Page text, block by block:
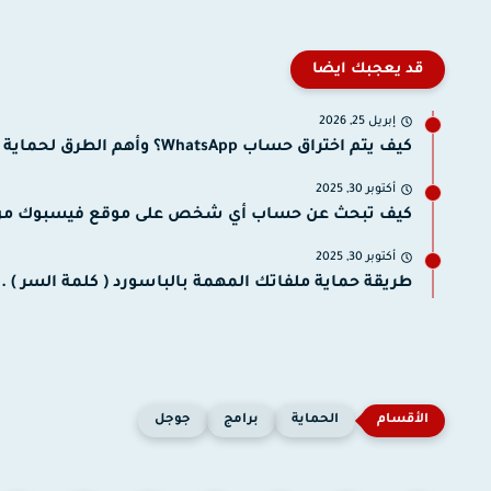
قد يعجبك ايضا
إبريل 25, 2026
كيف يتم اختراق حساب WhatsApp؟ وأهم الطرق لحماية نفسك.
أكتوبر 30, 2025
كيف تبحث عن حساب أي شخص على موقع فيسبوك
أكتوبر 30, 2025
طريقة حماية ملفاتك المهمة بالباسورد ( كلمة السر ) .
الحماية برامج جوجل